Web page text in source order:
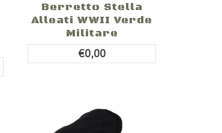
Berretto Stella
Alleati WWII Verde
Militare
€0,00